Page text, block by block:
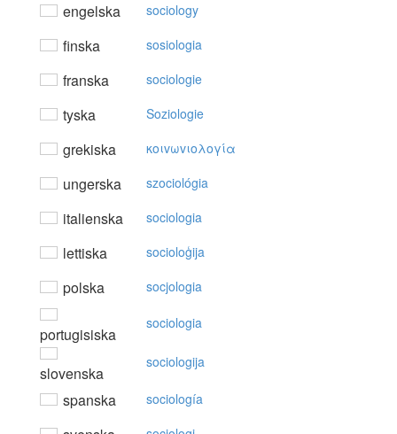
engelska sociology
finska sosiologia
franska sociologie
tyska Soziologie
grekiska κoιvωvιoλoγία
ungerska szociológia
italienska sociologia
lettiska socioloģija
polska socjologia
portugisiska
sociologia
slovenska
sociologija
spanska sociología